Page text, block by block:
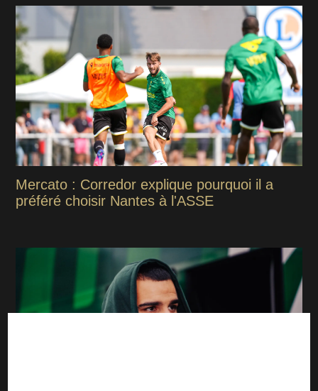
Mercato : Corredor explique pourquoi il a
préféré choisir Nantes à l'ASSE